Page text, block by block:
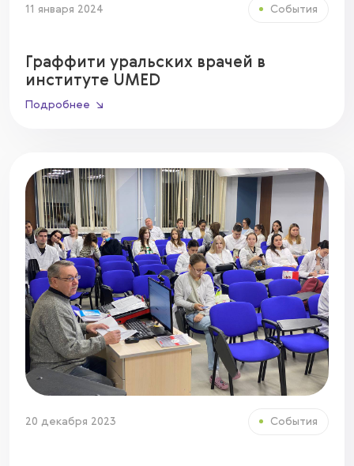
11 января 2024 События
Граффити уральских врачей в
институте UMED
Подробнее
20 декабря 2023 События